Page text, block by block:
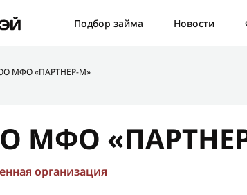
Подбор займа Новости
МФО «ПАРТНЕР-М»
МФО
организация
Ошибка: